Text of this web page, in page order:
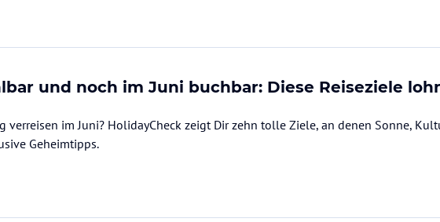
und noch im Juni buchbar: Diese Reiseziele
verreisen im Juni? HolidayCheck zeigt Dir zehn tolle Ziele, an denen Sonne,
Geheimtipps.